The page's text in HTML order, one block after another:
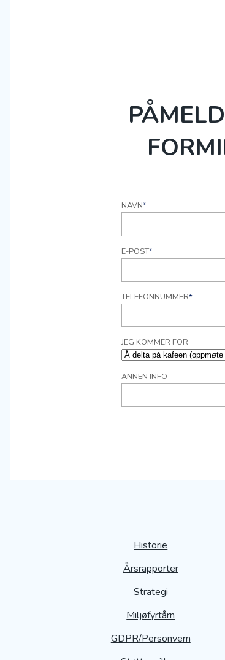
NAVN*
E-POST*
TELEFONNUMMER*
JEG KOMMER FOR
ANNEN INFO
Historie
Årsrapporter
Strategi
Miljøfyrtårn
GDPR/Personvern